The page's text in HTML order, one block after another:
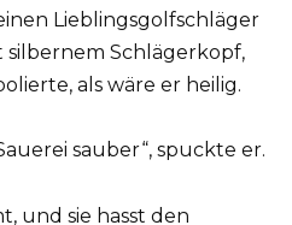
Lieblingsgolfschläger
Schlägerkopf,
als wäre er heilig.
sauber“, spuckte er.
und sie hasst den